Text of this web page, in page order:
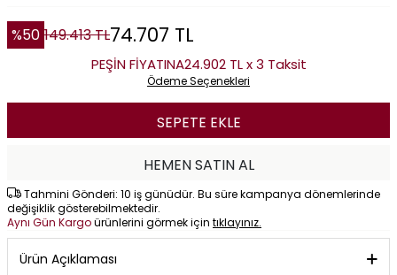
%50 149.413TL74.707 TL
PEŞİN FİYATINA24.902 TL x 3 Taksit
Ödeme Seçenekleri
SEPETE EKLE
HEMEN SATIN AL
Tahmini Gönderi: 10 iş günüdür. Bu süre kampanya dönemlerinde
değişiklik gösterebilmektedir.
Aynı Gün Kargoürünlerini görmek için tıklayınız.
Ürün Açıklaması